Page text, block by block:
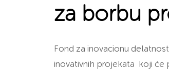
za borbu
Fond za inovacionu
inovativnih projekata koji će